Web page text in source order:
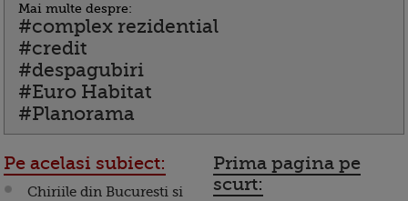
Mai multe despre:
#complex rezidential
#credit
#despagubiri
#Euro Habitat
#Planorama
Pe acelasi subiect:
Chiriile din Bucuresti si
Prima pagina pe
scurt: